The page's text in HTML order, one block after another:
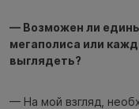
— Возможен ли
мегаполиса или
выглядеть?
— На мой взгляд,